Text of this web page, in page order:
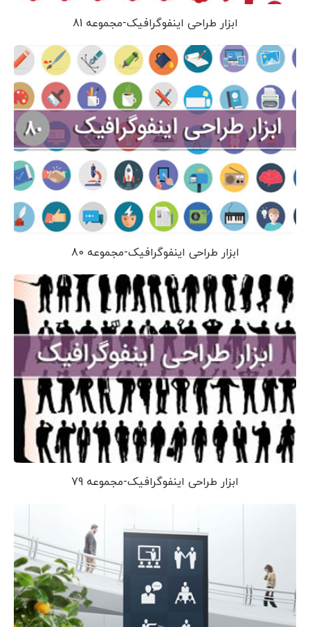
ابزار طراحی اینفوگرافیک-مجموعه 81
ابزار طراحی اینفوگرافیک-مجموعه 80
ابزار طراحی اینفوگرافیک-مجموعه 79